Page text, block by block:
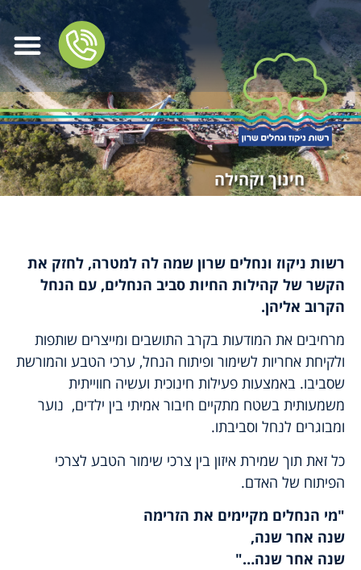
חינוך וקהילה
רשות ניקוז ונחלים שרון שמה לה למטרה, לחזק את
הקשר של קהילות החיות סביב הנחלים, עם הנחל
הקרוב אליהן.
מרחיבים את המודעות בקרב התושבים ומייצרים שותפות
ולקיחת אחריות לשימור ופיתוח הנחל, ערכי הטבע והמורשת
שסביבו. באמצעות פעילות חינוכית ועשיה חווייתית
משמעותית בשטח מתקיים חיבור אמיתי בין ילדים, נוער
ומבוגרים לנחל וסביבתו.
כל זאת תוך שמירת איזון בין צרכי שימור הטבע לצרכי
הפיתוח של האדם.
"מי הנחלים מקיימים את הזרימה
שנה אחר שנה,
שנה אחר שנה…"